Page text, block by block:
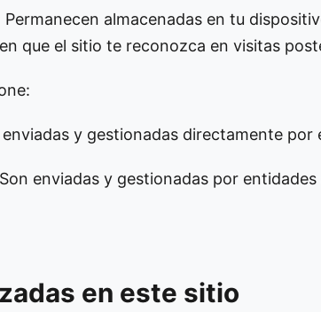
almacenadas en tu
que el sitio te reconozca en visitas
y gestionadas directamente por
enviadas y gestionadas por
en este sitio